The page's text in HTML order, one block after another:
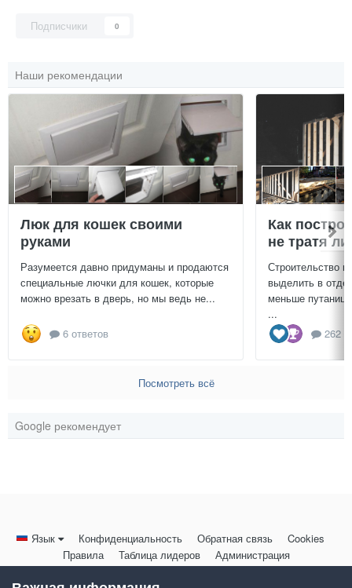
Подписчики 0
Наши рекомендации
Люк для кошек своими
руками
Разумеется давно придуманы и продаются
специальные лючки для кошек, которые
можно врезать в дверь, но мы ведь не...
6 ответов
Как
не тратя
Строительство
выделить в
меньше
...
262
Посмотреть всё
Google рекомендует
Язык Конфиденциальность Обратная связь
Cookies
Правила
Таблица лидеров Администрация